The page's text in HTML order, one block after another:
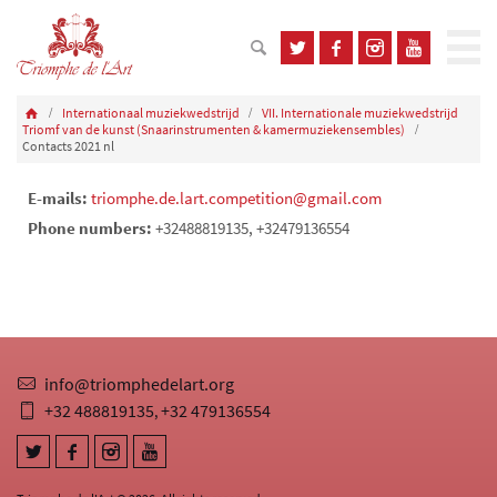
Internationaal muziekwedstrijd
VII. Internationale muziekwedstrijd
Triomf van de kunst (Snaarinstrumenten & kamermuziekensembles)
Contacts 2021 nl
E-mails: triomphe.de.lart.competition@gmail.com
Phone numbers: +32488819135, +32479136554
info@triomphedelart.org
+32 488819135,+32 479136554